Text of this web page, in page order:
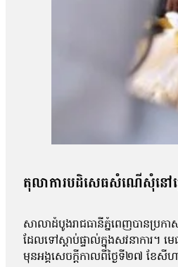
តុលាការបដិសេធសំណើសុំនៅក្
សាលាដំបូងរាជធានីភ្នំពេញបានប្រ
ដែលទៅស្ដាប់ផ្ទាល់ក្នុងសវនាការ។
មុនអង្គសេចក្ដីកាលពីថ្ងៃទី២៧ ខែ